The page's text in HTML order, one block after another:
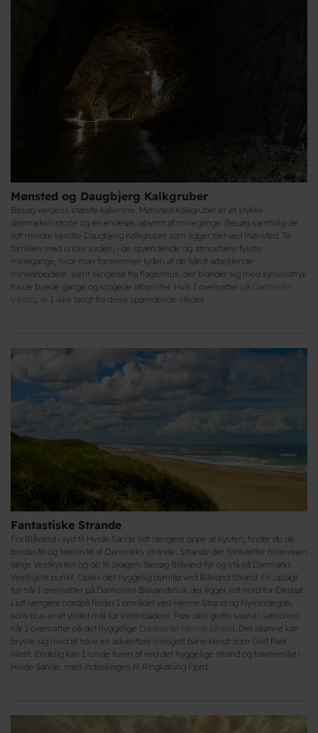
Mønsted og Daugbjerg Kalkgruber
Besøg verdens største kalkmine. Mønsted Kalkgruber er et stykke
danmarkshistorie og en endeløs labyrint af minegange. Besøg samtidig de
lidt mindre kendte Daugbjerg Kalkgruber som ligger tæt ved Mønsted. Ta'
familien med under jorden, i de spændende og atmosfære fyldte
minegange, hvor man fornemmer lyden af de hårdt arbejdende
minearbejdere, samt skrigene fra flagermus, der blander sig med synsindtryk
fra de buede gange og krogede labyrinter. Hvis I overnatter på Danhostel
Viborg , er I ikke langt fra disse spændende steder.
Fantastiske Strande
Fra Blåvand i syd til Hvide Sande lidt længere oppe af kysten, finder du de
bredeste og lækreste af Danmarks strande. Strande der fortsætter hele vejen
langs Vestkysten og op til Skagen. Besøg Blåvand fyr og stå på Danmarks
Vestligste punkt. Oplev det hyggelig bymiljø ved Blåvand Strand. En oplagt
tur når I overnatter på Danhostel Blåvandshuk der ligger lidt nord for Oksbøl.
Lidt længere nordpå finder I området ved Henne Strand og Nymindegab,
som bl.a. er et yndet mål for vinterbadere. Prøv den gratis sauna i sæsonen
når I overnatter på det hyggelige Danhostel Henne Strand. Det skønne kan
bryste sig med at have en adventure minigolf bane kendt som Golf Park
West. Endelig kan I runde turen af ved det hyggelige strand og havnemiljø i
Hvide Sande, med indsejlingen til Ringkøbing Fjord.